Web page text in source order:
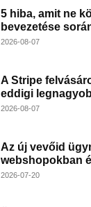
5 hiba, amit ne
bevezetése
2026-08-07
A Stripe
eddigi
2026-08-07
Az új vevőid
webshopokban
2026-07-20